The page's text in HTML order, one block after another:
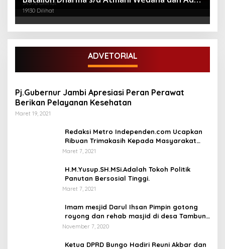
34576 Dilihat
Pradana
19130 Dilihat
ADVETORIAL
Pj.Gubernur Jambi Apresiasi Peran Perawat
Berikan Pelayanan Kesehatan
Maret 19, 2021
Redaksi Metro Independen.com Ucapkan
Ribuan Trimakasih Kepada Masyarakat
Pengunjung Dan Pembaca.
Maret 7, 2021
H.M.Yusup.SH.MSi.Adalah Tokoh Politik
Panutan Bersosial Tinggi.
Maret 7, 2021
Imam mesjid Darul Ihsan Pimpin gotong
royong dan rehab masjid di desa Tambun
Arang Kecamatan Sumay, kabupaten tebo
November 7, 2020
Ketua DPRD Bungo Hadiri Reuni Akbar dan